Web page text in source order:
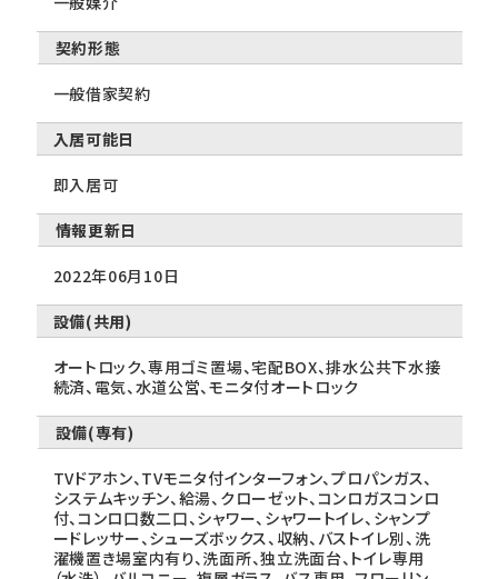
契約形態
一般借家契約
入居可能日
即入居可
情報更新日
2022年06月10日
設備(共用)
オートロック、専用ゴミ置場、宅配BOX、排水公共下水接
続済、電気、水道公営、モニタ付オートロック
設備(専有)
TVドアホン、TVモニタ付インターフォン、プロパンガス、
システムキッチン、給湯、クローゼット、コンロガスコンロ
付、コンロ口数二口、シャワー、シャワートイレ、シャンプ
ードレッサー、シューズボックス、収納、バストイレ別、洗
濯機置き場室内有り、洗面所、独立洗面台、トイレ専用